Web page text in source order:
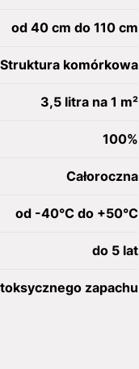
od 40 cm do 110 cm
Struktura komórkowa
3,5 litra na 1 m²
100%
Całoroczna
od -40°C do +50°C
do 5 lat
zapachu